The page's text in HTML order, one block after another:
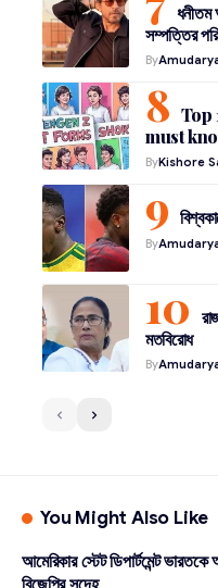
ধনীতম
সম্পত্তির
By
Top
must
ByKishore
By
মতবিরোধ
By
You Might Also Like
আমেরিকার স্টেট ডিপার্টমেন্ট